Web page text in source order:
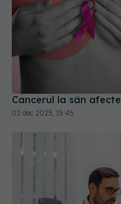
Cancerul la sân